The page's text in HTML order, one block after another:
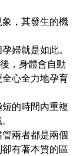
，其發生的機
婦就是如此。
，身體會自動
心全力地孕育
的時間內重複
兩者都是兩個
有著本質的區